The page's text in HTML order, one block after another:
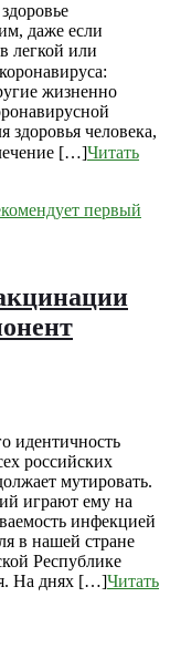
даже если
легкой или
жизненно
человека,
[…]Читать
идентичность
российских
мутировать.
играют ему на
инфекцией
в нашей стране
Республике
На днях […]Читать